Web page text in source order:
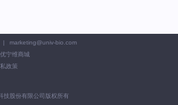
marketing@univ-bio.com
优宁维商城
政策
技股份有限公司版权所有